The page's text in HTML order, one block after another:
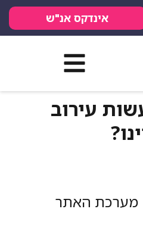
אינדקס אנ"ש
עירוב
מערכת האתר